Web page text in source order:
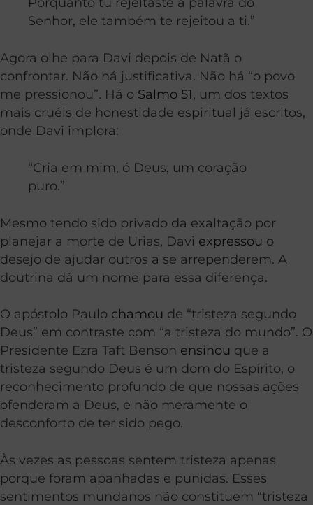
Senhor, ele também te rejeitou a ti.”
Agora olhe para Davi depois de Natã o
confrontar. Não há justificativa. Não há “o povo
me pressionou”. Há o Salmo 51, um dos textos
mais cruéis de honestidade espiritual já escritos,
onde Davi implora:
“Cria em mim, ó Deus, um coração
puro.”
Mesmo tendo sido privado da exaltação por
planejar a morte de Urias, Davi expressou o
desejo de ajudar outros a se arrependerem. A
doutrina dá um nome para essa diferença.
O apóstolo Paulo chamou de “tristeza segundo
Deus” em contraste com “a tristeza do mundo”. O
Presidente Ezra Taft Benson ensinou que a
tristeza segundo Deus é um dom do Espírito, o
reconhecimento profundo de que nossas ações
ofenderam a Deus, e não meramente o
desconforto de ter sido pego.
Às vezes as pessoas sentem tristeza apenas
porque foram apanhadas e punidas. Esses
sentimentos mundanos não constituem “tristeza